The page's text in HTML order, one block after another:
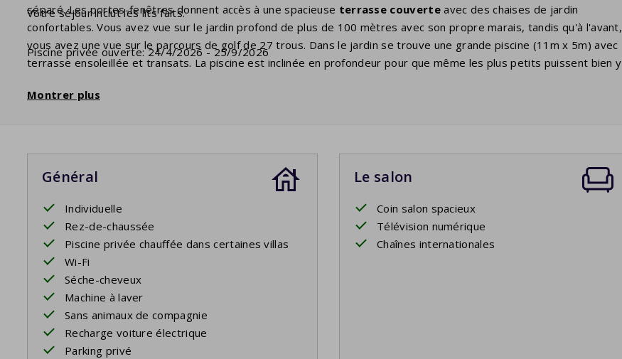
séparé. Les portes-fenêtres donnent accès à une spacieuse terrasse couverteavec des chaises de jardin
confortables. Vous avez vue sur le jardin profond de plus de 100 mètres avec son propre marais, tandis qu'à l'avant,
vous avez une vue sur le parcours de golf de 27 trous. Dans le jardin se trouve une grande piscine (11m x 5m) avec
terrasse ensoleillée et transats. La piscine est inclinée en profondeur pour que même les plus petits puissent bien y
chauffée. Vous pouvez l'indiquer comme préférence payante lors de la réservation. Plusieurs villas disposent d'une
apportez votrepropreadaptateur.
Votre séjour inclut les lits faits.
Piscine privée ouverte: 24/4/2026 - 25/9/2026
Montrer plus
Général
Individuelle
Rez-de-chaussée
Piscine privée chauffée dans certaines villas
Wi-Fi
Séche-cheveux
Machine à laver
Sans animaux de compagnie
Recharge voiture électrique
Parking privé
Le salon
Coin salon spacieux
Télévision numérique
Chaînes internationales